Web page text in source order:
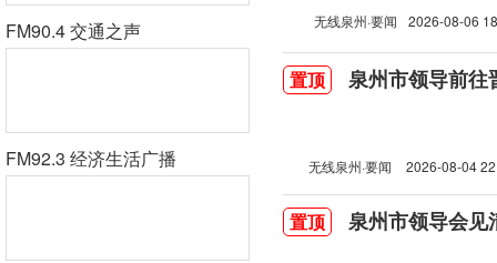
FM90.4 交通之声
FM92.3 经济生活广播
无线泉州·要闻 2026-08-06
置顶 泉州市领导前往
无线泉州·要闻 2026-08-04
置顶 泉州市领导会见